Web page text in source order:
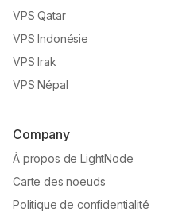
VPS Qatar
VPS Indonésie
VPS Irak
VPS Népal
Company
À propos de LightNode
Carte des noeuds
Politique de confidentialité